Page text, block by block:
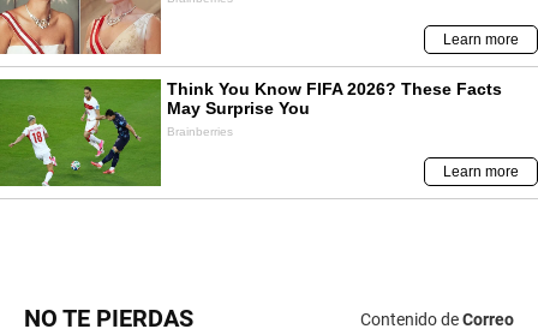
NO TE PIERDAS Contenido deCorreo